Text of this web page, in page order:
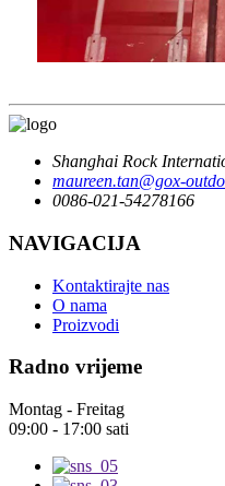
Shanghai Rock
maureen.tan@gox-
0086-021-54278166
NAVIGACIJA
Kontaktirajte nas
O nama
Proizvodi
Radno vrijeme
Montag - Freitag
09:00 - 17:00 sati